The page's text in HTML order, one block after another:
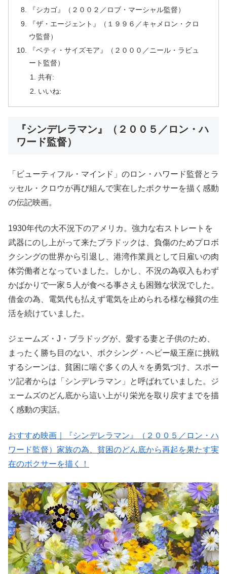
『シカゴ』（２００２／ロブ・マーシャル監督）
『ザ・エージェント』（１９９６／キャメロン・クロ
ウ監督）
『ベティ・サイズモア』（２０００／ニール・ラビュ
ート監督）
共有:
いいね:
『シンデレラマン』（２００５／ロン・ハ
ワード監督）
「ビューティフル・マインド」のロン・ハワード監督とラ
ッセル・クロウが再び組んで実在したボクサーを描く感動
の伝記映画。
1930年代の大不況下のアメリカ。強力な右ストレートを
武器にのし上がって来たブラドックは、負傷のためプロボ
クシングの世界から引退し、港湾作業員として日雇いの肉
体労働者となっていました。しかし、不況の為収入もわず
かばかりで一家５人が食べる事さえも困難な状況でした。
借金の為、電気代も払えず電気を止められる様な極貧の生
活を続けていました。
ジェームズ・J・ブラドッグが、愛する妻と子供のため、
まったく勝ち目のない、ボクシング・ヘビー級王座に挑戦
するシーンは、貧困に喘ぐ多くの人々を勇気づけ、スポー
ツ記者からは「シンデレラマン」と呼ばれていました。ジ
ェームズのどん底から這い上がり栄光を取り戻すまでを描
く感動の実話。
おすすめ映画｜『シンデレラマン』（２００５／ロン・ハ
ワード監督）家族の為、貧困のどん底から再起を果たす実
在のボクサーを描く！